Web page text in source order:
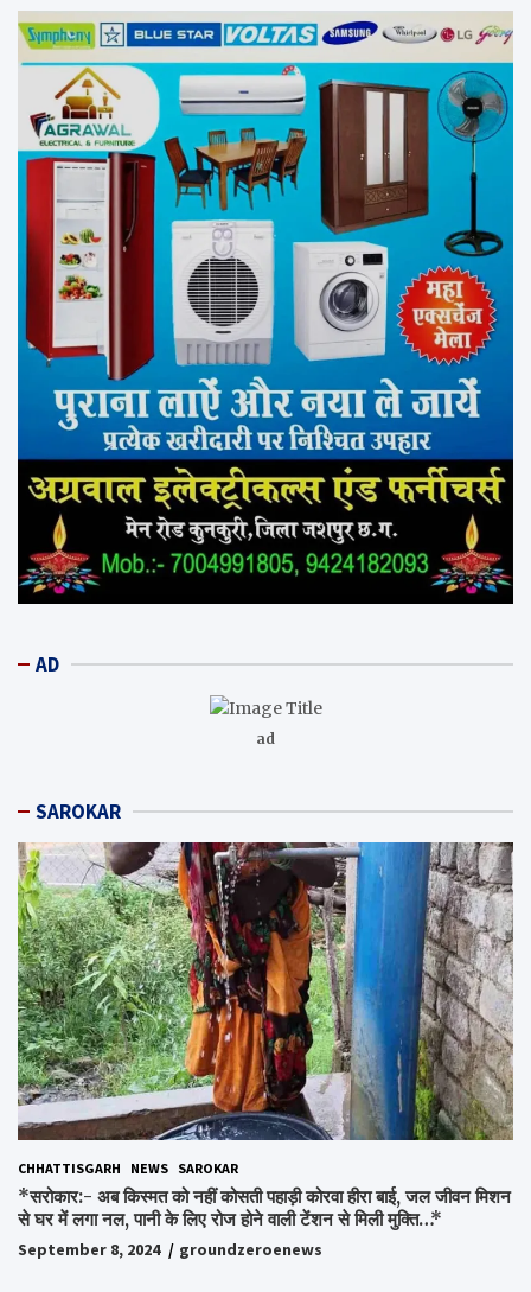
AD
ad
SAROKAR
CHHATTISGARH NEWS SAROKAR
*सरोकार:- अब किस्मत को नहीं कोसती पहाड़ी कोरवा हीरा बाई, जल जीवन मिशन
से घर में लगा नल, पानी के लिए रोज होने वाली टेंशन से मिली मुक्ति…*
September 8, 2024 groundzeroenews